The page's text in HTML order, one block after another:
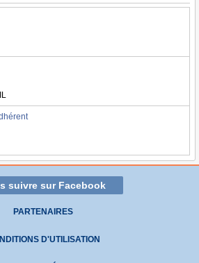
suivre sur Facebook
PARTENAIRES
D'UTILISATION